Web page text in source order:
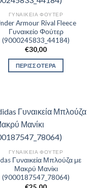
ΓΥΝΑΙΚΕΊΑ ΦΟΎΤΕΡ
Armour Rival Fleece
Γυναικείο Φούτερ
(9000245833_44184)
€30,00
ΠΕΡΙΣΣΟΤΕΡΑ
ΓΥΝΑΙΚΕΊΑ ΦΟΎΤΕΡ
Γυναικεία Μπλούζα με
Μακρύ Μανίκι
(9000187547_78064)